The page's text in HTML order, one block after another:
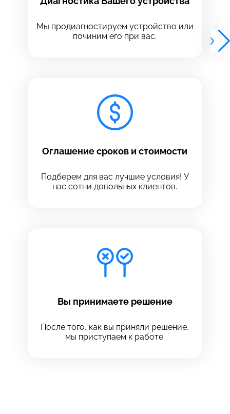
Мы продиагностируем устройство или
починим его при вас.
Оглашение сроков и стоимости
Подберем для вас лучшие условия! У
нас сотни довольных клиентов.
Вы принимаете решение
После того, как вы приняли решение,
мы приступаем к работе.
Выберите адрес сервиса, в который хотите